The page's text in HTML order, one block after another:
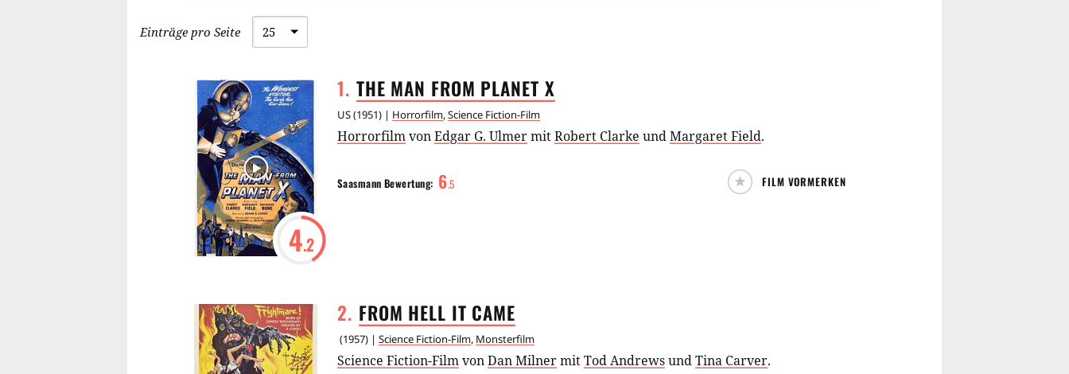
Einträge pro Seite
1. THE MAN FROM PLANET X
US(1951) | Horrorfilm,Science Fiction-Film
4.2
HorrorfilmvonEdgar G. UlmermitRobert Clarke undMargaret Field.
Saasmann Bewertung: 6.5 FILM VORMERKEN
2. FROM HELL IT CAME
(1957) | Science Fiction-Film, Monsterfilm
Science Fiction-FilmvonDan MilnermitTod AndrewsundTina Carver.